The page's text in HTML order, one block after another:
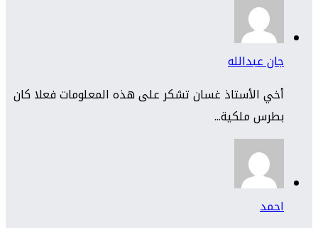
جان عبدالله
أخي الأستاذ غسان تشكر على هذه المعلومات فعلا كان
بطرس ملكية...
احمد